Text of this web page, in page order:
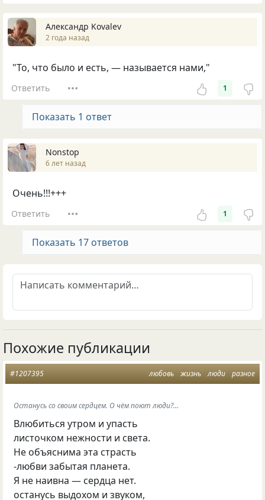
Александр Kovalev
2 года назад
"То, что было и есть, — называется нами,"
Ответить 1
Показать 1 ответ
Nonstop
6 лет назад
Очень!!!+++
Ответить 1
Показать 17 ответов
Похожие публикации
любовь жизнь люди разное
#1207395
Останусь со своим сердцем. О чём поют люди?...
Влюбиться утром и упасть
листочком нежности и света.
Не объяснима эта страсть
-любви забытая планета.
Я не наивна — сердца нет.
останусь выдохом и звуком,